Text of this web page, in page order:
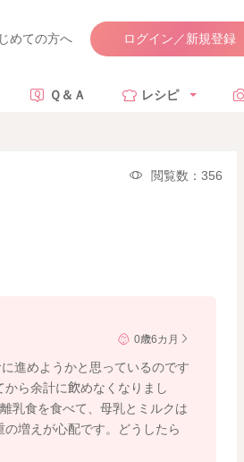
めての方へ ログイン／新規登録
Ｑ＆Ａ レシピ
閲覧数：356
0歳6カ月
進めようかと思っているのです
ら余計に飲めなくなりまし
乳食を食べて、母乳とミルクは
増えが心配です。どうしたら